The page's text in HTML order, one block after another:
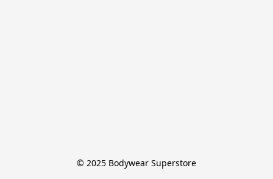
© 2025 Bodywear Superstore